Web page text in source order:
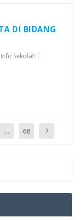
DI BIDANG
Info Sekolah |
… 68